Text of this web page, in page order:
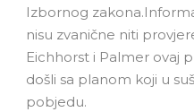
Izbornog
nisu zvanične niti
Eichhorst i Palmer ovaj
došli sa planom koji u
pobjedu.